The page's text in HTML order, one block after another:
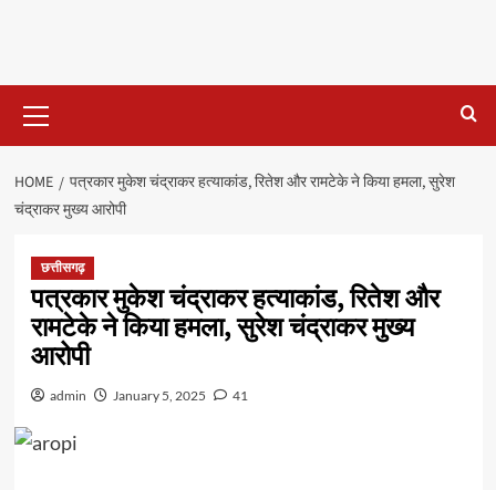
Menu
HOME
पत्रकार मुकेश चंद्राकर हत्याकांड, रितेश और रामटेके ने किया हमला, सुरेश
चंद्राकर मुख्य आरोपी
छत्तीसगढ़
पत्रकार मुकेश चंद्राकर हत्याकांड, रितेश और
रामटेके ने किया हमला, सुरेश चंद्राकर मुख्य
आरोपी
admin January 5, 2025 41